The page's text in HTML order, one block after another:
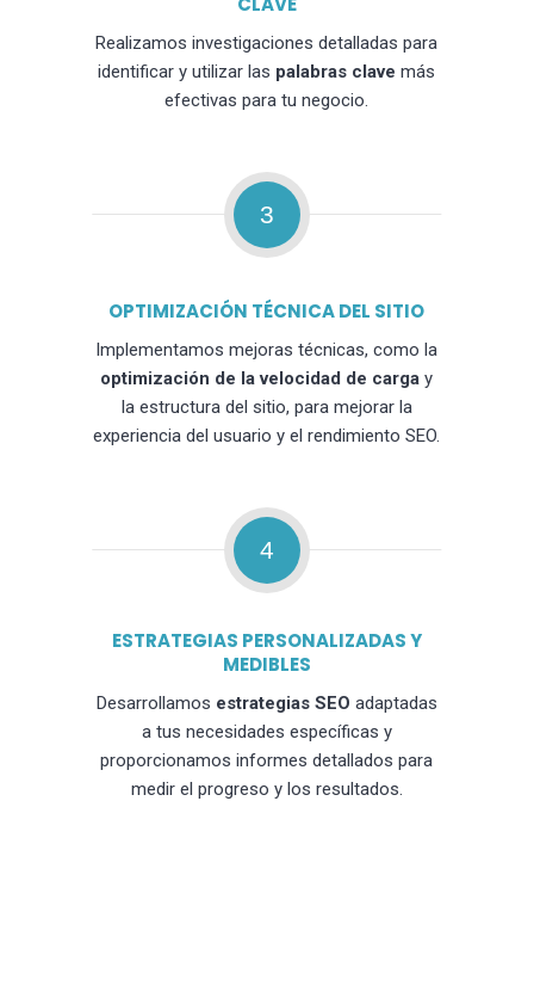
Realizamos investigaciones detalladas para
identificar y utilizar las palabras clave más
efectivas para tu negocio.
3
OPTIMIZACIÓN TÉCNICA DEL SITIO
Implementamos mejoras técnicas, como la
optimización de la velocidad de carga y
la estructura del sitio, para mejorar la
experiencia del usuario y el rendimiento SEO.
4
ESTRATEGIAS PERSONALIZADAS Y
MEDIBLES
Desarrollamos estrategias SEO adaptadas
a tus necesidades específicas y
proporcionamos informes detallados para
medir el progreso y los resultados.